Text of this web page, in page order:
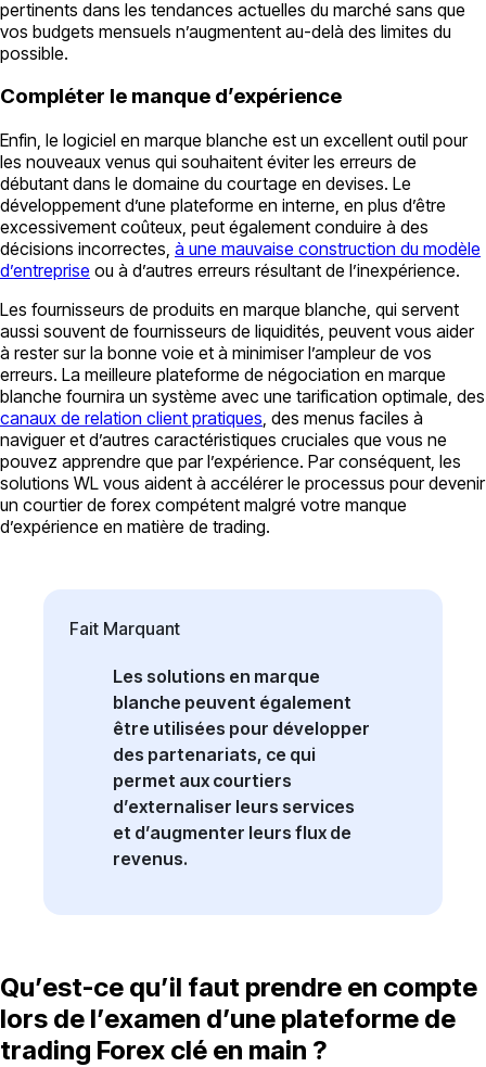
pertinents dans les tendances actuelles du marché sans que
vos budgets mensuels n’augmentent au-delà des limites du
possible.
Compléter le manque d’expérience
Enfin, le logiciel en marque blanche est un excellent outil pour
les nouveaux venus qui souhaitent éviter les erreurs de
débutant dans le domaine du courtage en devises. Le
développement d’une plateforme en interne, en plus d’être
excessivement coûteux, peut également conduire à des
décisions incorrectes, à une mauvaise construction du modèle
d’entreprise ou à d’autres erreurs résultant de l’inexpérience.
Les fournisseurs de produits en marque blanche, qui servent
aussi souvent de fournisseurs de liquidités, peuvent vous aider
à rester sur la bonne voie et à minimiser l’ampleur de vos
erreurs. La meilleure plateforme de négociation en marque
blanche fournira un système avec une tarification optimale, des
canaux de relation client pratiques, des menus faciles à
naviguer et d’autres caractéristiques cruciales que vous ne
pouvez apprendre que par l’expérience. Par conséquent, les
solutions WL vous aident à accélérer le processus pour devenir
un courtier de forex compétent malgré votre manque
d’expérience en matière de trading.
Les solutions en marque
blanche peuvent également
être utilisées pour développer
des partenariats, ce qui
permet aux courtiers
d’externaliser leurs services
et d’augmenter leurs flux de
revenus.
Fait Marquant
Qu’est-ce qu’il faut prendre en compte
lors de l’examen d’une plateforme de
trading Forex clé en main ?